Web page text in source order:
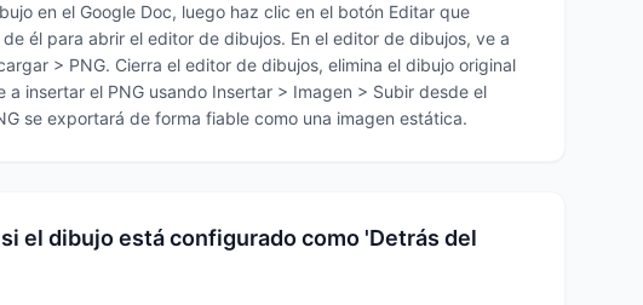
en el Google Doc, luego haz clic en el botón Editar que
él para abrir el editor de dibujos. En el editor de dibujos, ve a
> PNG. Cierra el editor de dibujos, elimina el dibujo original
a insertar el PNG usando Insertar > Imagen > Subir desde el
se exportará de forma fiable como una imagen estática.
el dibujo está configurado como 'Detrás del